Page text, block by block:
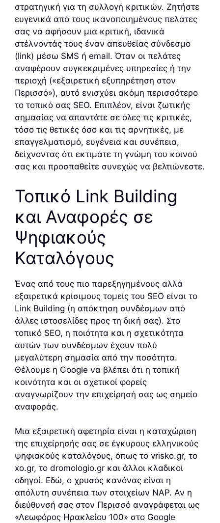
στρατηγική για τη συλλογή κριτικών. Ζητήστε
ευγενικά από τους ικανοποιημένους πελάτες
σας να αφήσουν μια κριτική, ιδανικά
στέλνοντάς τους έναν απευθείας σύνδεσμο
(link) μέσω SMS ή email. Όταν οι πελάτες
αναφέρουν συγκεκριμένες υπηρεσίες ή την
περιοχή («εξαιρετική εξυπηρέτηση στον
Περισσό»), αυτό ενισχύει ακόμη περισσότερο
το τοπικό σας SEO. Επιπλέον, είναι ζωτικής
σημασίας να απαντάτε σε όλες τις κριτικές,
τόσο τις θετικές όσο και τις αρνητικές, με
επαγγελματισμό, ευγένεια και συνέπεια,
δείχνοντας ότι εκτιμάτε τη γνώμη του κοινού
σας και προσπαθείτε συνεχώς να βελτιώνεστε.
Τοπικό Link Building
και Αναφορές σε
Ψηφιακούς
Καταλόγους
Ένας από τους πιο παρεξηγημένους αλλά
εξαιρετικά κρίσιμους τομείς του SEO είναι το
Link Building (η απόκτηση συνδέσμων από
άλλες ιστοσελίδες προς τη δική σας). Στο
τοπικό SEO, η ποιότητα και η σχετικότητα
αυτών των συνδέσμων έχουν πολύ
μεγαλύτερη σημασία από την ποσότητα.
Θέλουμε η Google να βλέπει ότι η τοπική
κοινότητα και οι σχετικοί φορείς
αναγνωρίζουν την επιχείρησή σας ως σημείο
αναφοράς.
Μια εξαιρετική αφετηρία είναι η καταχώριση
της επιχείρησής σας σε έγκυρους ελληνικούς
ψηφιακούς καταλόγους, όπως το vrisko.gr, το
xo.gr, το dromologio.gr και άλλοι κλαδικοί
οδηγοί. Εδώ, ο χρυσός κανόνας είναι η
απόλυτη συνέπεια των στοιχείων NAP. Αν η
διεύθυνσή σας στον Περισσό αναγράφεται ως
«Λεωφόρος Ηρακλείου 100» στο Google